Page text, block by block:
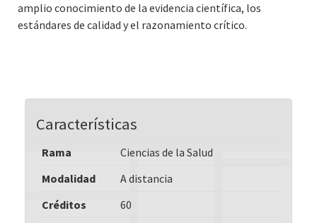
amplio conocimiento de la evidencia científica, los
estándares de calidad y el razonamiento crítico.
Características
Rama
Ciencias de la Salud
Modalidad
A distancia
Créditos
60